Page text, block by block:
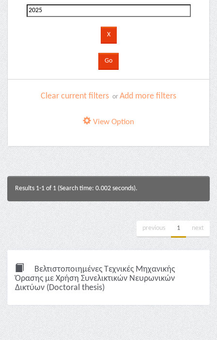
Clear current filters or Add more filters
View Option
Results 1-1 of 1 (Search time: 0.002 seconds).
previous 1 next
Βελτιστοποιημένες Τεχνικές Μηχανικής
Όρασης με Χρήση Συνελικτικών Νευρωνικών
Δικτύων (Doctoral thesis)